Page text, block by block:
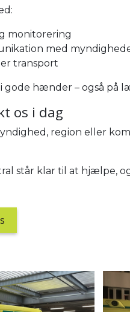
monitorering
med
transport
gode hænder – også på
os i dag
region eller
står klar til at hjælpe,